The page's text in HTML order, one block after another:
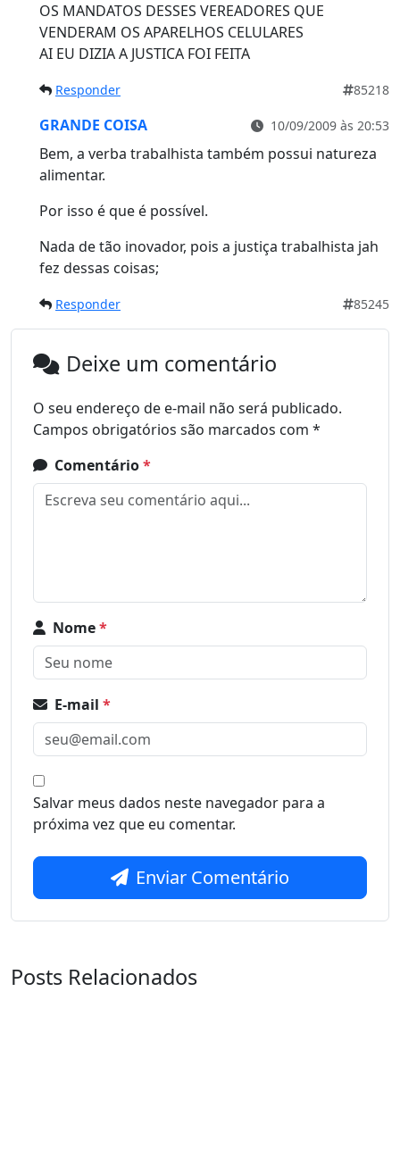
OS MANDATOS DESSES VEREADORES QUE
VENDERAM OS APARELHOS CELULARES
AI EU DIZIA A JUSTICA FOI FEITA
Responder 85218
GRANDE COISA 10/09/2009 às 20:53
Bem, a verba trabalhista também possui natureza
alimentar.
Por isso é que é possível.
Nada de tão inovador, pois a justiça trabalhista jah
fez dessas coisas;
Responder 85245
Deixe um comentário
O seu endereço de e-mail não será publicado.
Campos obrigatórios são marcados com *
Comentário*
Nome*
E-mail *
Salvar meus dados neste navegador para a
próxima vez que eu comentar.
Enviar Comentário
Posts Relacionados